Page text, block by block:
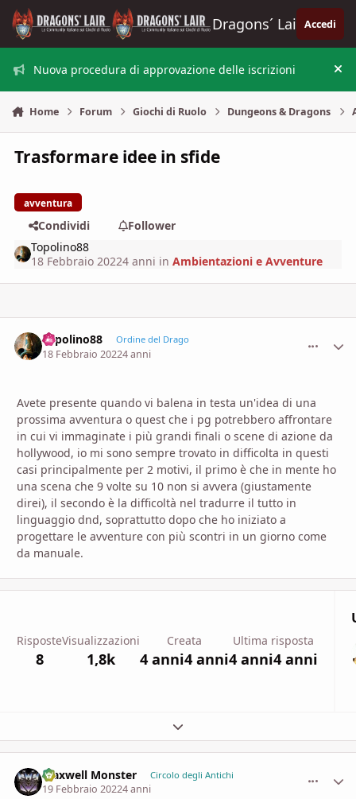
Vai al contenuto
Dragons´ Lair Accedi
Nuova procedura di approvazione delle iscrizioni
Home Forum Giochi di Ruolo Dungeons & Dragons
Trasformare idee in sfide
avventura
Condividi
Follower
Topolino88
18 Febbraio 20224 anni inAmbientazioni e Avventure
Topolino88 Ordine del Drago
18 Febbraio 20224 anni
Avete presente quando vi balena in testa un'idea di una
prossima avventura o quest che i pg potrebbero affrontare
in cui vi immaginate i più grandi finali o scene di azione da
hollywood, io mi sono sempre trovato in difficolta in questi
casi principalmente per 2 motivi, il primo è che in mente ho
una scena che 9 volte su 10 non si avvera (giustamente
direi), il secondo è la difficoltà nel tradurre il tutto in
linguaggio dnd, soprattutto dopo che ho iniziato a
progettare le avventure con più scontri in un giorno come
da manuale.
Risposte
8
Visualizzazioni
1,8k
Creata
4 anni4 anni
Ultima risposta
4 anni4 anni
Espandi panoramica del topic
Maxwell Monster Circolo degli Antichi
19 Febbraio 20224 anni